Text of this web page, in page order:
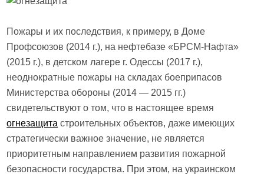
Пожары и их последствия, к примеру, в Доме
Профсоюзов (2014 г.), на нефтебазе «БРСМ-Нафта»
(2015 г.), в детском лагере г. Одессы (2017 г.),
неоднократные пожары на складах боеприпасов
Министерства обороны (2014 — 2015 гг.)
свидетельствуют о том, что в настоящее время
огнезащита строительных объектов, даже имеющих
стратегически важное значение, не является
приоритетным направлением развития пожарной
безопасности государства. При этом, на украинском